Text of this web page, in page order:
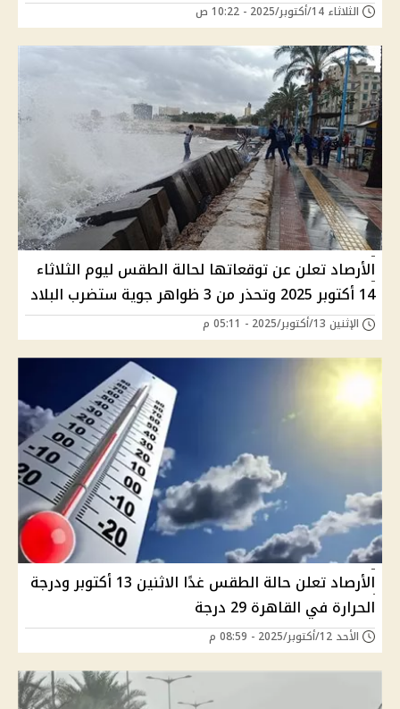
الثلاثاء 14/أكتوبر/2025 - 10:22 ص
الأرصاد تعلن عن توقعاتها لحالة الطقس ليوم الثلاثاء
14 أكتوبر 2025 وتحذر من 3 ظواهر جوية ستضرب البلاد
الإثنين 13/أكتوبر/2025 - 05:11 م
الأرصاد تعلن حالة الطقس غدًا الاثنين 13 أكتوبر ودرجة
الحرارة في القاهرة 29 درجة
الأحد 12/أكتوبر/2025 - 08:59 م